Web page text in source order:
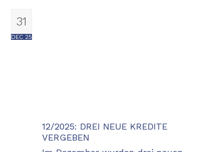
31
DEC 25
12/2025: DREI NEUE KREDITE
VERGEBEN